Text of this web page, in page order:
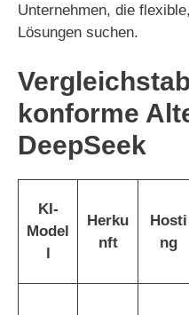
Unternehmen, die
Lösungen suchen.
konforme
DeepSeek
KI-
Model
Herku
nft
Hosti
ng